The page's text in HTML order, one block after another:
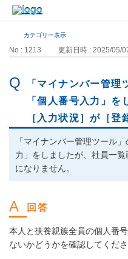
カテゴリー表示
No : 1213 更新日時 : 2025/05/
「マイナンバー管理
「個人番号入力」
［入力状況］が［登
「マイナンバー管理ツール
力」をしましたが、社員一覧
になりません。
本人と扶養親族全員の個人番
ないかどうかを確認してくださ